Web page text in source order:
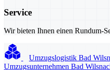
Service
Wir bieten Ihnen einen Rundum-
Umzugslogistik Bad
Umzugsunternehmen Bad